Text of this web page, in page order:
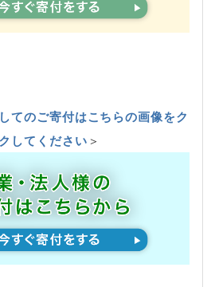
てのご寄付はこちらの画像をク
してください＞